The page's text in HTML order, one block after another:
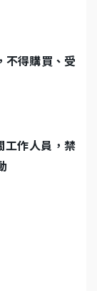
不得購買、受
工作人員，禁